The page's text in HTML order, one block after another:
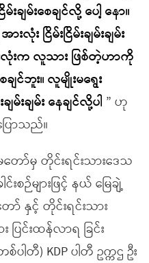
ျမ်းစေချင်လို့ ပေါ့ နော။
ငြိမ်းငြိမ်းချမ်းချမ်း
းက လူသား ဖြစ်တဲ့ဟာကို
ဘူး။ လူမျိုးမရွေး
းချမ်း နေချင်လို့ပါ ” ဟု
ြောသည်။
ော်မှ တိုင်းရင်းသားဒေသ
းစဉ်များဖြင့် နယ် မြေချဲ့
နှင့် တိုင်းရင်းသား
ပြင်းထန်လာရ ခြင်း
ါတီ) KDP ပါတီ ဥက္ကဌ ဦး